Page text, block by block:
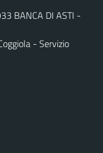
BANCA DI ASTI -
- Servizio